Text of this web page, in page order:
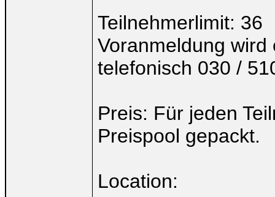
Teilnehmerlimit: 36
Voranmeldung
telefonisch 030 /
Preis: Für jeden
Preispool gepackt.
Location: